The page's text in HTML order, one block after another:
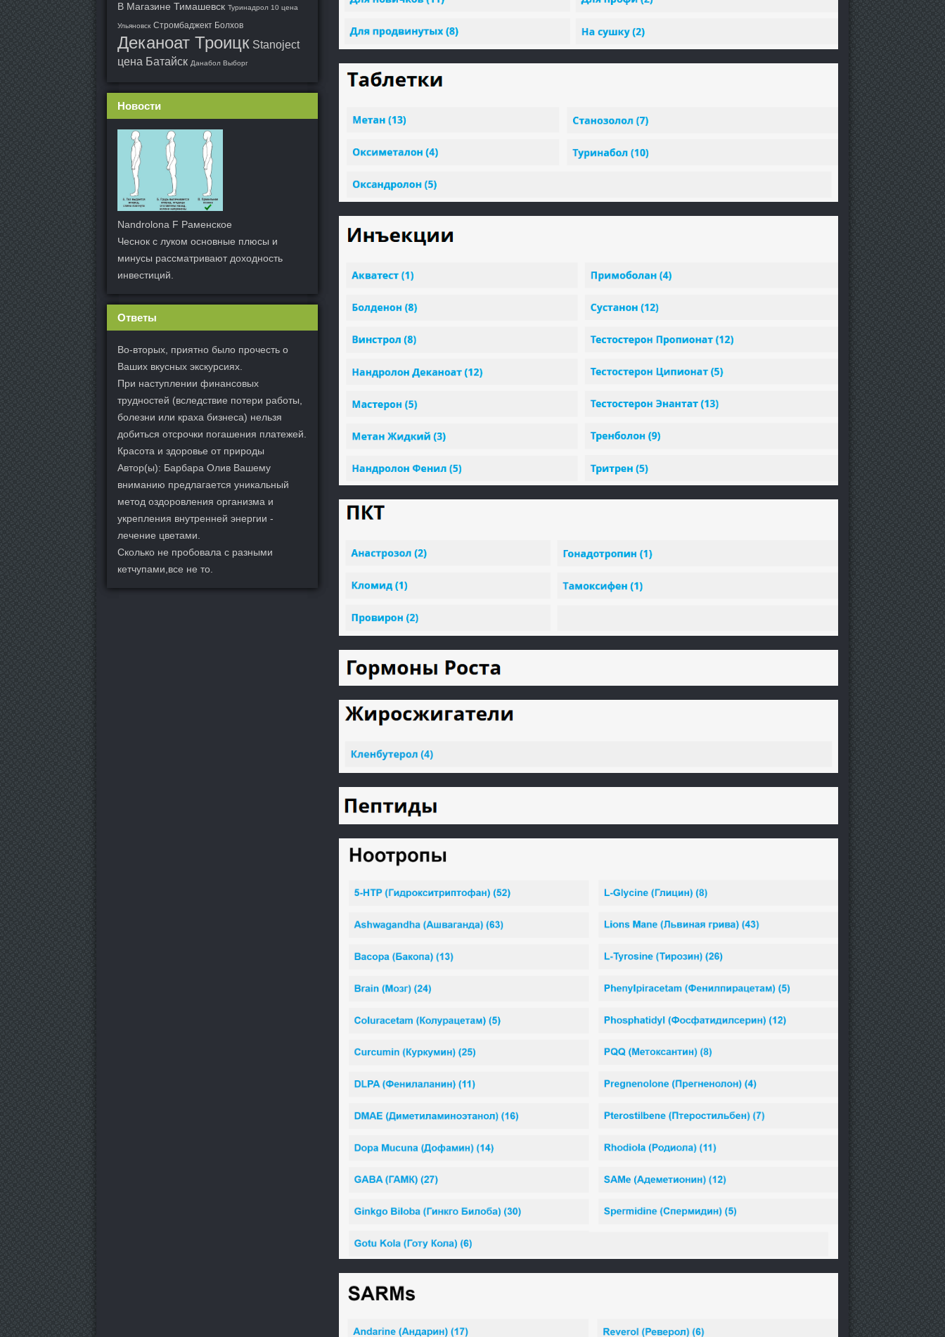
В Магазине Тимашевск Туринадрол 10 цена
Ульяновск Стромбаджект Болхов
Деканоат Троицк Stanoject
цена Батайск Данабол Выборг
Новости
Nandrolona F Раменское
Чеснок с луком основные плюсы и
минусы рассматривают доходность
инвестиций.
Ответы
Во-вторых, приятно было прочесть о
Ваших вкусных экскурсиях.
При наступлении финансовых
трудностей (вследствие потери работы,
болезни или краха бизнеса) нельзя
добиться отсрочки погашения платежей.
Красота и здоровье от природы
Автор(ы): Барбара Олив Вашему
вниманию предлагается уникальный
метод оздоровления организма и
укрепления внутренней энергии -
лечение цветами.
Сколько не пробовала с разными
кетчупами,все не то.